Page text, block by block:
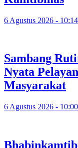
6 Agustus 2026 -
Sambang
Nyata
Masyarakat
6 Agustus 2026 -